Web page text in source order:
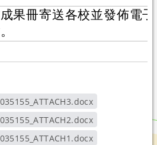
果冊寄送各校並發佈電
另開新視窗
另開新視窗